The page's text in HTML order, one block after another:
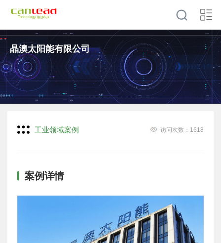
晶澳太阳能有限公司
工业领域案例 访问次数： 1618
案例详情